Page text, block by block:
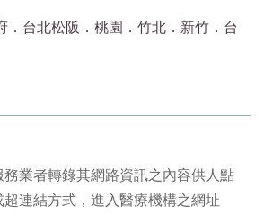
．台北松阪．桃園．竹北．新竹．台
業者轉錄其網路資訊之內容供人點
連結方式，進入醫療機構之網址